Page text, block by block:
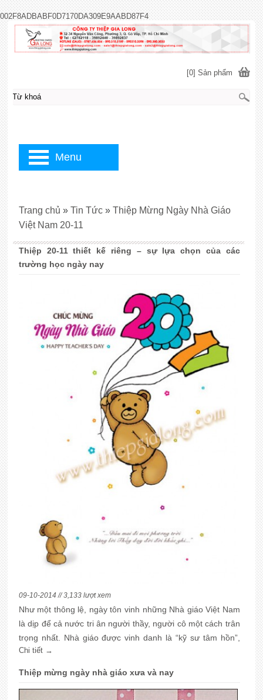
002F8ADBABF0D7170DA309E9AABD87F4
Thiệp 20-11 thiết kế riêng – sự lựa chọn của các
trường học ngày nay
09-10-2014 // 3,133 lượt xem
Như một thông lệ, ngày tôn vinh những Nhà giáo Việt Nam
là dịp để cả nước tri ân người thầy, người cô một cách trân
trọng nhất. Nhà giáo được vinh danh là “kỹ sư tâm hồn”,
nghề dạy học được vinh danh là nghề cao quý trong các
dân, nhà giáo ưu tú và vạn vạn các nhà giáo khác vẫn
đang truyền tâm huyết, trí tuệ của mình cống hiến cho sự
Chi tiết →
Thiệp mừng ngày nhà giáo xưa và nay
Trang chủ » Tin Tức » Thiệp Mừng Ngày Nhà Giáo
Việt Nam 20-11
[0] Sản phẩm
Menu